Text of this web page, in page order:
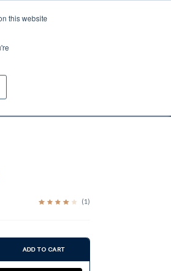
this website
by
(1)
ADD TO CART